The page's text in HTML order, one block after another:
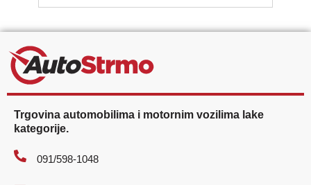
Trgovina automobilima i motornim vozilima lake
kategorije.
091/598-1048